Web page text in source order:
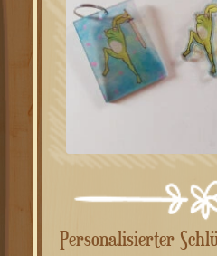
Personalisierter Schlüsselanhänger aus